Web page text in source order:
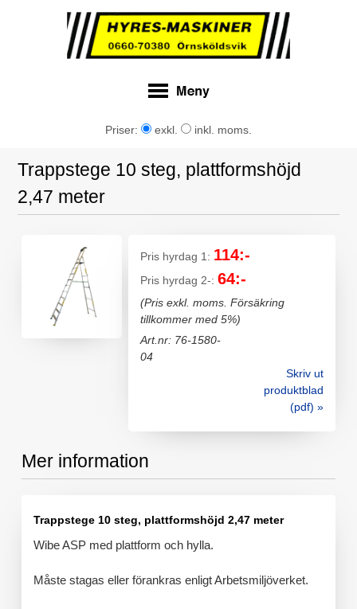
Priser: exkl. inkl. moms.
Trappstege 10 steg, plattformshöjd
2,47 meter
Pris hyrdag 1: 114:-
Pris hyrdag 2-:64:-
(Pris exkl. moms. Försäkring
tillkommer med 5%)
Art.nr: 76-1580-
04
Skriv ut
produktblad
(pdf) »
Mer information
Trappstege 10 steg, plattformshöjd 2,47 meter
Wibe ASP med plattform och hylla.
Måste stagas eller förankras enligt Arbetsmiljöverket.